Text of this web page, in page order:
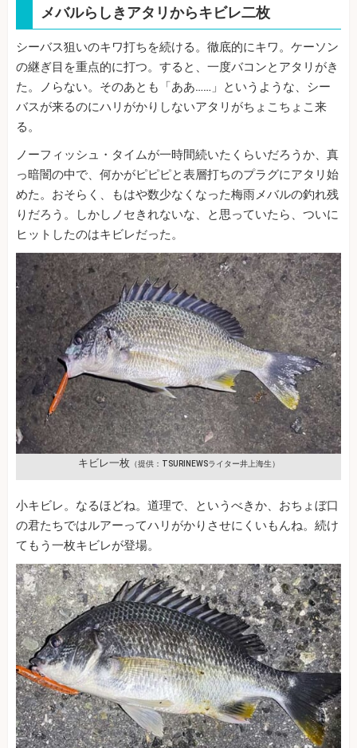
メバルらしきアタリからキビレ二枚
シーバス狙いのキワ打ちを続ける。徹底的にキワ。ケーソン
の継ぎ目を重点的に打つ。すると、一度バコンとアタリがき
た。ノらない。そのあとも「ああ……」というような、シー
バスが来るのにハリがかりしないアタリがちょこちょこ来
る。
ノーフィッシュ・タイムが一時間続いたくらいだろうか、真
っ暗闇の中で、何かがピピピと表層打ちのプラグにアタリ始
めた。おそらく、もはや数少なくなった梅雨メバルの釣れ残
りだろう。しかしノセきれないな、と思っていたら、ついに
ヒットしたのはキビレだった。
キビレ一枚（提供：TSURINEWSライター井上海生）
小キビレ。なるほどね。道理で、というべきか、おちょぼ口
の君たちではルアーってハリがかりさせにくいもんね。続け
てもう一枚キビレが登場。